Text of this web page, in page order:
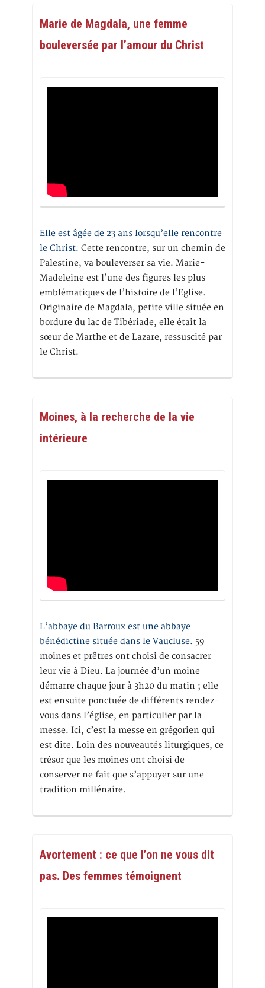
Marie de Magdala, une femme
bouleversée par l’amour du Christ
Elle est âgée de 23 ans lorsqu’elle rencontre
le Christ. Cette rencontre, sur un chemin de
Palestine, va bouleverser sa vie. Marie-
Madeleine est l’une des figures les plus
emblématiques de l’histoire de l’Eglise.
Originaire de Magdala, petite ville située en
bordure du lac de Tibériade, elle était la
sœur de Marthe et de Lazare, ressuscité par
le Christ.
Moines, à la recherche de la vie
intérieure
L’abbaye du Barroux est une abbaye
bénédictine située dans le Vaucluse. 59
moines et prêtres ont choisi de consacrer
leur vie à Dieu. La journée d’un moine
démarre chaque jour à 3h20 du matin ; elle
est ensuite ponctuée de différents rendez-
vous dans l’église, en particulier par la
messe. Ici, c’est la messe en grégorien qui
est dite. Loin des nouveautés liturgiques, ce
trésor que les moines ont choisi de
conserver ne fait que s’appuyer sur une
tradition millénaire.
Avortement : ce que l’on ne vous dit
pas. Des femmes témoignent